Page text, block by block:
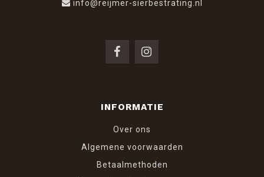
info@reijmer-sierbestrating.nl
INFORMATIE
Over ons
Algemene voorwaarden
Betaalmethoden